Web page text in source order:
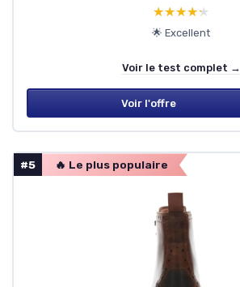
★★★★★
★★★★★
🌟 Excellent
Voir le test complet →
Voir l'offre
#5 🔥 Le plus populaire